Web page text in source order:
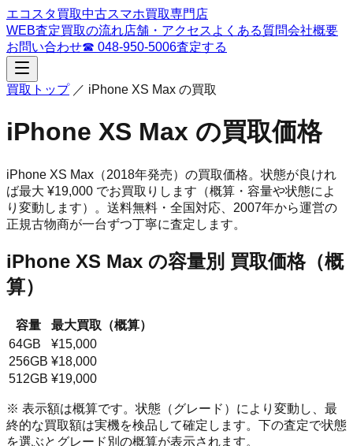
エコスタ買取中古スマホ買取専門店
WEB査定買取の流れ店舗・アクセス よくある質問会社概要
お問い合わせ☎ 048-950-5006査定する
買取トップ／ iPhone XS Max の買取
iPhone XS Max の買取価格
iPhone XS Max （2018年発売） の買取価格。 状態が良けれ
ば最大 ¥19,000 でお買取りします（概算・容量や状態によ
り変動します）。 送料無料・全国対応、 2007年から運営の
正規古物商が一台ずつ丁寧に査定します。
iPhone XS Max の容量別 買取価格（概
算）
容量
最大買取（概算）
64GB
¥15,000
256GB ¥18,000
512GB ¥19,000
※ 表示額は概算です。状態（グレード）により変動し、最
終的な買取額は実機を検品して確定します。下の査定で状態
を選ぶとグレード別の概算が表示されます。